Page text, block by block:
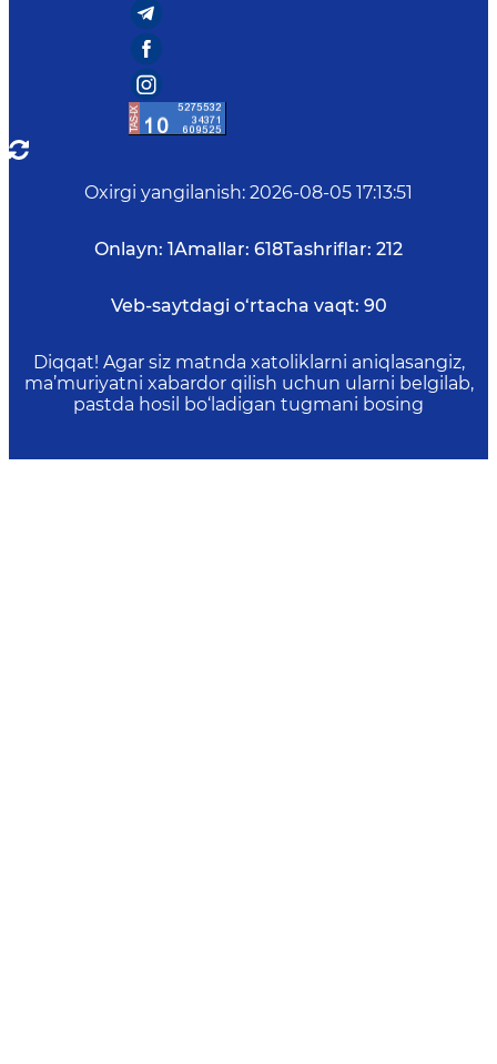
Oxirgi yangilanish: 2026-08-05 17:13:51
Onlayn: 1Amallar: 618Tashriflar: 212
Veb-saytdagi o‘rtacha vaqt: 90
Diqqat! Agar siz matnda xatoliklarni aniqlasangiz,
ma’muriyatni xabardor qilish uchun ularni belgilab,
pastda hosil bo‘ladigan tugmani bosing